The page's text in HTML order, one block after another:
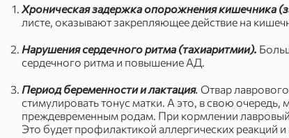
Хроническая задержка опорожнения кишечника
листе, оказывают закрепляющее действие на
Нарушения сердечного ритма (тахиаритмии).
сердечного ритма и повышение АД.
Период беременности и лактация. Отвар
стимулировать тонус матки. А это, в свою
преждевременным родам. При кормлении
Это будет профилактикой аллергических реакций